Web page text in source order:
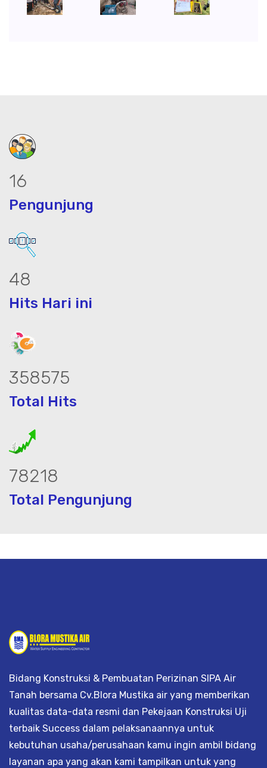
20
Pengunjung
60
Hits Hari ini
449642
Total Hits
98083
Total Pengunjung
Bidang Konstruksi & Pembuatan Perizinan SIPA Air
Tanah bersama Cv.Blora Mustika air yang memberikan
kualitas data-data resmi dan Pekejaan Konstruksi Uji
terbaik Success dalam pelaksanaannya untuk
kebutuhan usaha/perusahaan kamu ingin ambil bidang
layanan apa yang akan kami tampilkan untuk yang